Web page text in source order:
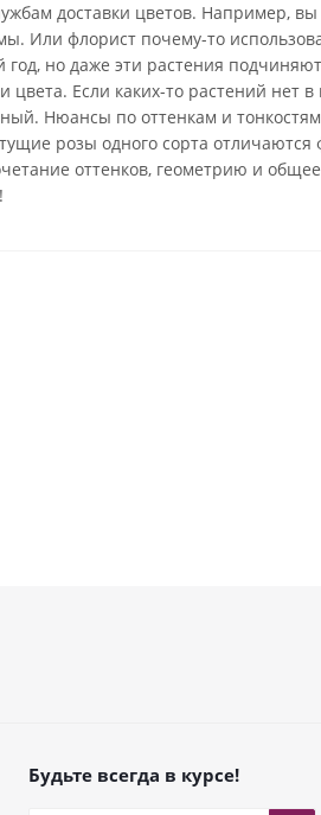
доставки цветов. Например, вы
Или флорист почему-то
но даже эти растения
Если каких-то растений нет
Нюансы по оттенкам и
розы одного сорта
оттенков, геометрию и
Будьте всегда в курсе!